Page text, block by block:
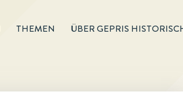
THEMEN ÜBER GEPRIS